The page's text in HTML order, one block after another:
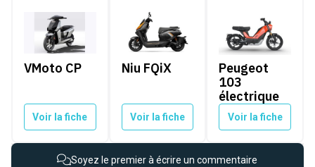
VMoto CP
VMoto CP
Voir la fiche
Niu FQiX
Niu FQiX
Voir la fiche
Peugeot
103
électrique
Voir la fiche
Soyez le premier à écrire un commentaire